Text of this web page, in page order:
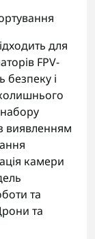
для
FPV-
безпеку і
набору
виявленням
камери
та
та